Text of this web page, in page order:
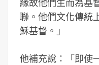
緣故他們生而為基
聯。他們文化傳統
穌基督。」
他補充說：「即使